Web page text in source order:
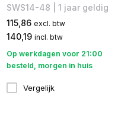
SWS14-48 | 1 jaar geldig
115,86 excl. btw
140,19 incl. btw
Op werkdagen voor 21:00
besteld, morgen in huis
Vergelijk